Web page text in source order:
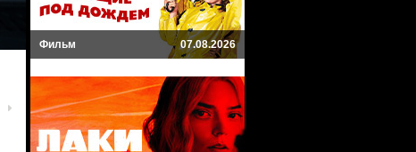
Фильм 07.08.2026